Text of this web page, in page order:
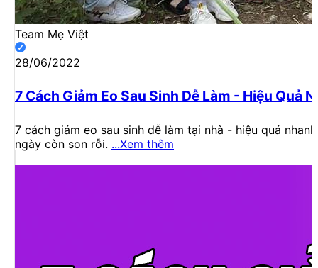
Team Mẹ Việt
28/06/2022
7 Cách Giảm Eo Sau Sinh Dễ Làm - Hiệu Quả
7 cách giảm eo sau sinh dễ làm tại nhà - hiệu quả
ngày còn son rỗi. ...Xem thêm